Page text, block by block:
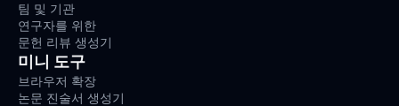
팀 및 기관
연구자를 위한
문헌 리뷰 생성기
미니 도구
브라우저 확장
논문 진술서 생성기